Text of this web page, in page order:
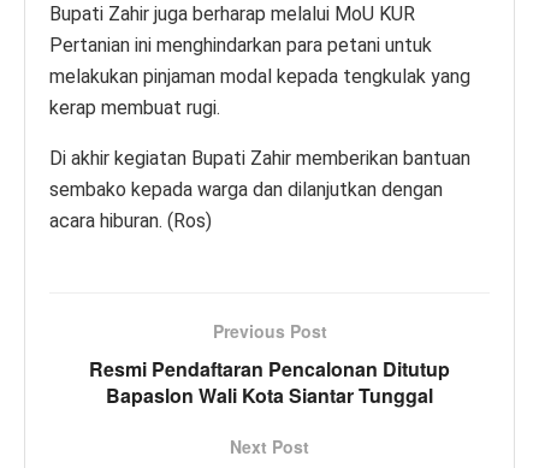
Bupati Zahir juga berharap melalui MoU KUR
Pertanian ini menghindarkan para petani untuk
melakukan pinjaman modal kepada tengkulak yang
kerap membuat rugi.
Di akhir kegiatan Bupati Zahir memberikan bantuan
sembako kepada warga dan dilanjutkan dengan
acara hiburan. (Ros)
Previous Post
Resmi Pendaftaran Pencalonan Ditutup
Bapaslon Wali Kota Siantar Tunggal
Next Post